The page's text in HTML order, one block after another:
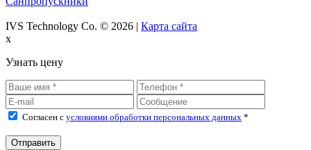
IVS Technology Co. © 2026 | Карта сайта
x
Узнать цену
Согласен с условиями обработки персональных данных *